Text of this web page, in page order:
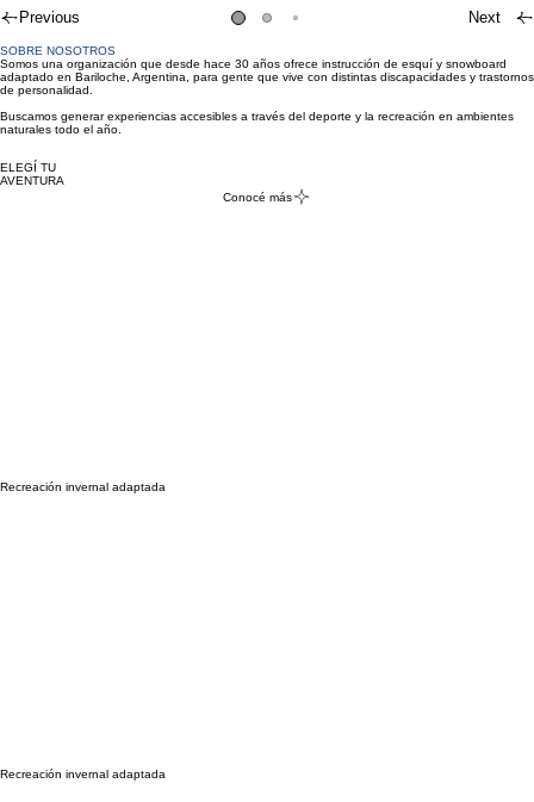
Previous Next
SOBRE NOSOTROS
Somos una organización que desde hace 30 años ofrece instrucción de esquí y snowboard
adaptado en Bariloche, Argentina, para gente que vive con distintas discapacidades y trastornos
de personalidad.
Buscamos generar experiencias accesibles a través del deporte y la recreación en ambientes
naturales todo el año.
ELEGÍ TU
AVENTURA
Conocé más
Recreación invernal adaptada
Recreación invernal adaptada